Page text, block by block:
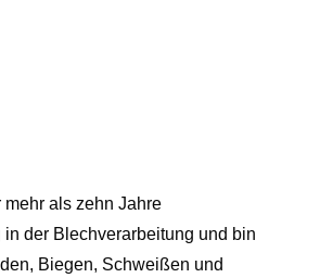
mehr als zehn Jahre
in der Blechverarbeitung und bin
Biegen, Schweißen und